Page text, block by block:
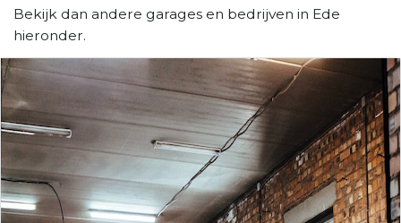
Bekijk dan andere garages en bedrijven in Ede
hieronder.